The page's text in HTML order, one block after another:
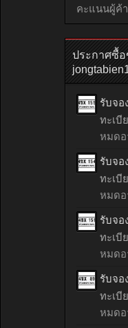
คะแนนผู้ค้
ประกาศซื้อ
ทะเบี
หมดอ
ทะเบี
หมดอ
ทะเบี
หมดอ
ทะเบี
หมดอ